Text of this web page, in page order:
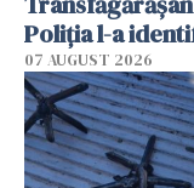
Poliția l-a
07 AUGUST 2026